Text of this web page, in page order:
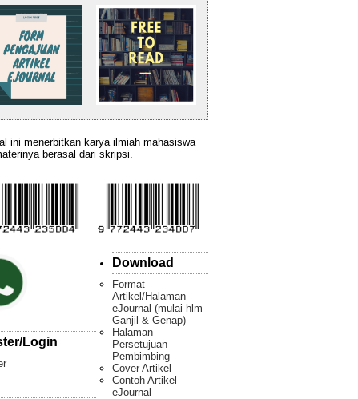
ini menerbitkan karya ilmiah mahasiswa
berasal dari skripsi.
Login
Download
Format
Artikel/Halaman
eJournal (mulai hlm
Ganjil & Genap)
Halaman
Persetujuan
Pembimbing
Cover Artikel
Contoh Artikel
eJournal